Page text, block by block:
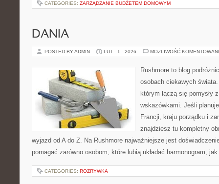
CATEGORIES: ZARZĄDZANIE BUDŻETEM DOMOWYM
DANIA
POSTED BY ADMIN LUT - 1 - 2026 MOŻLIWOŚĆ
Rushmore to blog
osobach ciekawych
którym łączą się pomysły
wskazówkami. Jeśli
Francji, kraju porządku i
znajdziesz tu kompletny
wyjazd od A do Z. Na Rushmore najważniejsze jest
pomagać zarówno osobom, które lubią układać harmonogram,
CATEGORIES: ROZRYWKA